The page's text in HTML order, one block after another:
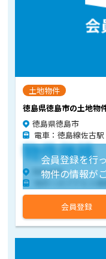
土地物件
徳島県徳島市の土地物
徳島県徳島市
電車：徳島線佐古
会員登録を行
物件の情報が
物件価格
物件住所
会員登録